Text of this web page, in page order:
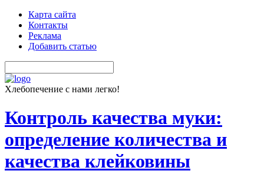
Карта сайта
Контакты
Реклама
Добавить статью
Хлебопечение с нами легко!
Контроль качества муки:
определение количества и
качества клейковины